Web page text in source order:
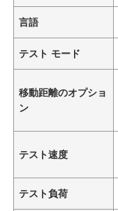
言語
テスト モード
移動距離のオプショ
ン
テスト速度
テスト負荷